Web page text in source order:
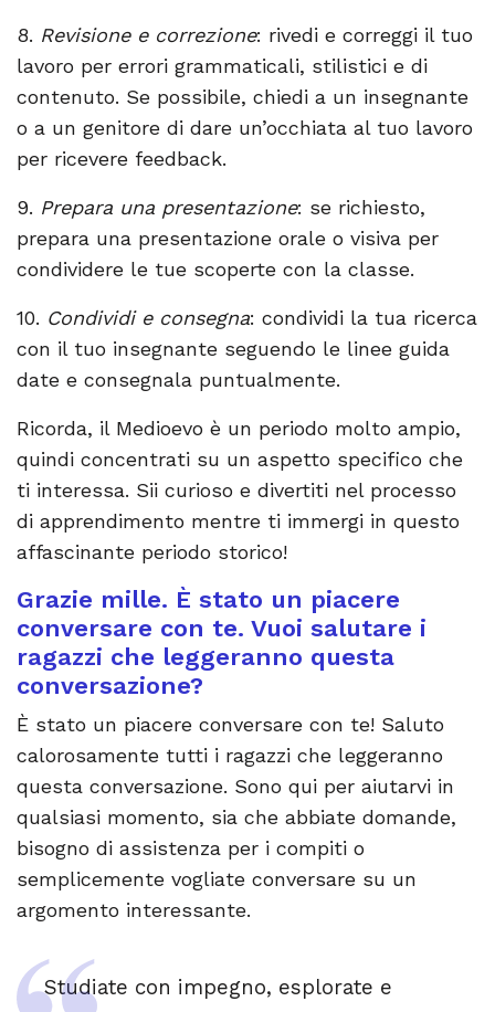
8. Revisione e correzione: rivedi e correggi il tuo
lavoro per errori grammaticali, stilistici e di
contenuto. Se possibile, chiedi a un insegnante
o a un genitore di dare un’occhiata al tuo lavoro
per ricevere feedback.
9. Prepara una presentazione: se richiesto,
prepara una presentazione orale o visiva per
condividere le tue scoperte con la classe.
10. Condividi e consegna: condividi la tua ricerca
con il tuo insegnante seguendo le linee guida
date e consegnala puntualmente.
Ricorda, il Medioevo è un periodo molto ampio,
quindi concentrati su un aspetto specifico che
ti interessa. Sii curioso e divertiti nel processo
di apprendimento mentre ti immergi in questo
affascinante periodo storico!
Grazie mille. È stato un piacere
conversare con te. Vuoi salutare i
ragazzi che leggeranno questa
conversazione?
È stato un piacere conversare con te! Saluto
calorosamente tutti i ragazzi che leggeranno
questa conversazione. Sono qui per aiutarvi in
qualsiasi momento, sia che abbiate domande,
bisogno di assistenza per i compiti o
semplicemente vogliate conversare su un
argomento interessante.
Studiate con impegno, esplorate e